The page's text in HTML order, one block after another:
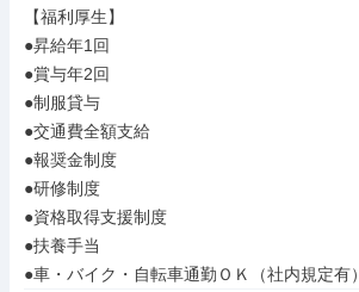
【福利厚生】
●昇給年1回
●賞与年2回
●制服貸与
●交通費全額支給
●報奨金制度
●研修制度
●資格取得支援制度
●扶養手当
●車・バイク・自転車通勤ＯＫ（社内規定有）